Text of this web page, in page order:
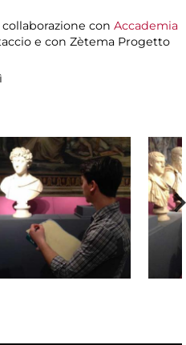
con Accademia
e con Zètema Progetto